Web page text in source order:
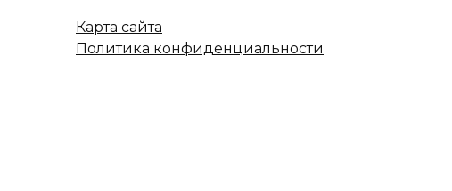
Карта сайта
Политика конфиденциальности